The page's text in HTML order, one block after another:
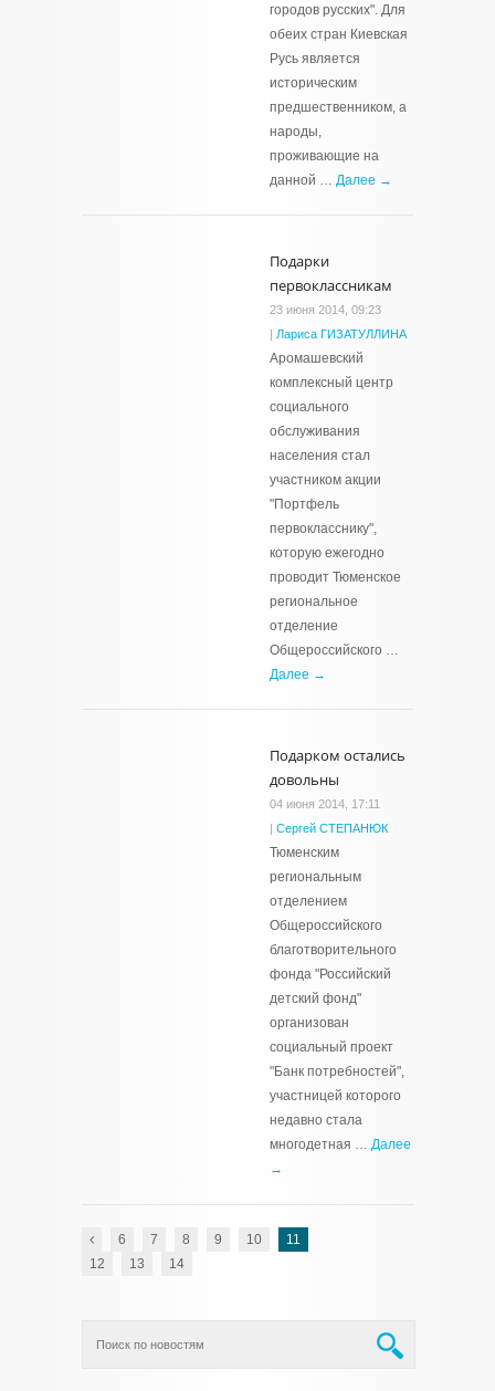
городов русских". Для
обеих стран Киевская
Русь является
историческим
предшественником, а
народы,
проживающие на
данной … Далее →
Подарки
первоклассникам
23 июня 2014, 09:23
| Лариса ГИЗАТУЛЛИНА
Аромашевский
комплексный центр
социального
обслуживания
населения стал
участником акции
"Портфель
первокласснику",
которую ежегодно
проводит Тюменское
региональное
отделение
Общероссийского …
Далее →
Подарком остались
довольны
04 июня 2014, 17:11
| Сергей СТЕПАНЮК
Тюменским
региональным
отделением
Общероссийского
благотворительного
фонда "Российский
детский фонд"
организован
социальный проект
"Банк потребностей",
участницей которого
недавно стала
многодетная … Далее
→
6 7 8 9 10
11
12
13 14